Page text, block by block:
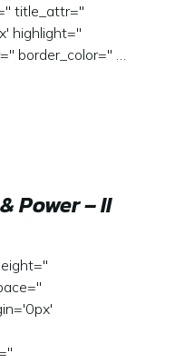
title_attr=''
highlight=''
border_color='' …
Power – II